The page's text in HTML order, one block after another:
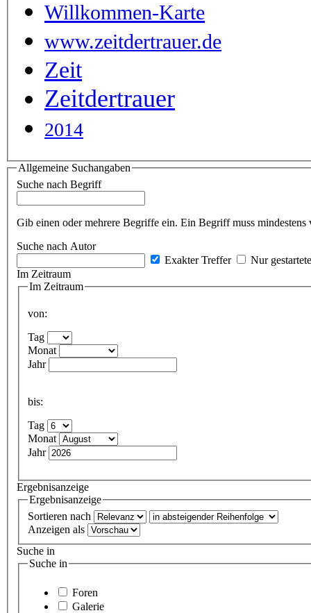
Willkommen-Karte
www.zeitdertrauer.de
Zeit
Zeitdertrauer
2014
Allgemeine Suchangaben
Suche nach Begriff
Gib einen oder mehrere Begriffe ein. Ein Begriff muss
Suche nach Autor
Exakter Treffer
Nur
Im Zeitraum
Im Zeitraum
von:
Tag
Monat
Jahr
bis:
Tag
Monat
Jahr
Ergebnisanzeige
Ergebnisanzeige
Sortieren nach
Anzeigen als
Suche in
Suche in
Foren
Galerie